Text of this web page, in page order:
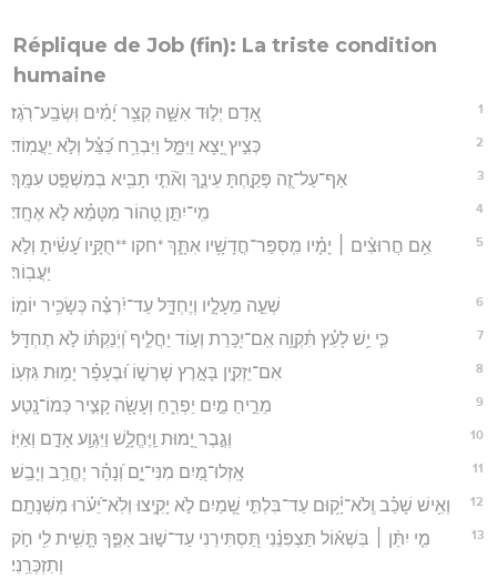
Réplique de Job (fin): La triste condition
humaine
1 אָ֭דָם יְל֣וּד אִשָּׁ֑ה קְצַ֥ר יָ֝מִ֗ים וּֽשְׂבַֽע־רֹֽגֶז׃
2 כְּצִ֣יץ יָ֭צָא וַיִּמָּ֑ל וַיִּבְרַ֥ח כַּ֝צֵּ֗ל וְלֹ֣א יַעֲמֽוֹד׃
3 אַף־עַל־זֶ֭ה פָּקַ֣חְתָּ עֵינֶ֑ךָ וְאֹ֘תִ֤י תָבִ֖יא בְמִשְׁפָּ֣ט עִמָּֽךְ׃
4 מִֽי־יִתֵּ֣ן טָ֭הוֹר מִטָּמֵ֗א לֹ֣א אֶחָֽד׃
5
אִ֥ם חֲרוּצִ֨ים ׀ יָמָ֗יו מִֽסְפַּר־חֳדָשָׁ֥יו אִתָּ֑ךְ *חקו **חֻקָּ֥יו עָ֝שִׂ֗יתָ וְלֹ֣א
יַעֲבֽוֹר׃
6 שְׁעֵ֣ה מֵעָלָ֣יו וְיֶחְדָּ֑ל עַד־יִ֝רְצֶ֗ה כְּשָׂכִ֥יר יוֹמֽוֹ׃
7 כִּ֤י יֵ֥שׁ לָעֵ֗ץ תִּ֫קְוָ֥ה אִֽם־יִ֭כָּרֵת וְע֣וֹד יַחֲלִ֑יף וְ֝יֹֽנַקְתּ֗וֹ לֹ֣א תֶחְדָּֽל׃
8 אִם־יַזְקִ֣ין בָּאָ֣רֶץ שָׁרְשׁ֑וֹ וּ֝בֶעָפָ֗ר יָמ֥וּת גִּזְעֽוֹ׃
9 מֵרֵ֣יחַ מַ֣יִם יַפְרִ֑חַ וְעָשָׂ֖ה קָצִ֣יר כְּמוֹ־נָֽטַע׃
10 וְגֶ֣בֶר יָ֭מוּת וַֽיֶּחֱלָ֑שׁ וַיִּגְוַ֖ע אָדָ֣ם וְאַיּֽוֹ׃
11 אָֽזְלוּ־מַ֭יִם מִנִּי־יָ֑ם וְ֝נָהָ֗ר יֶחֱרַ֥ב וְיָבֵֽשׁ׃
12 וְאִ֥ישׁ שָׁכַ֗ב וְֽלֹא־יָ֫ק֥וּם עַד־בִּלְתִּ֣י שָׁ֭מַיִם לֹ֣א יָקִ֑יצוּ וְלֹֽא־יֵ֝עֹ֗רוּ מִשְּׁנָתָֽם׃
13
מִ֤י יִתֵּ֨ן ׀ בִּשְׁא֬וֹל תַּצְפִּנֵ֗נִי תַּ֭סְתִּירֵנִי עַד־שׁ֣וּב אַפֶּ֑ךָ תָּ֤שִׁ֥ית לִ֖י חֹ֣ק
וְתִזְכְּרֵֽנִי׃